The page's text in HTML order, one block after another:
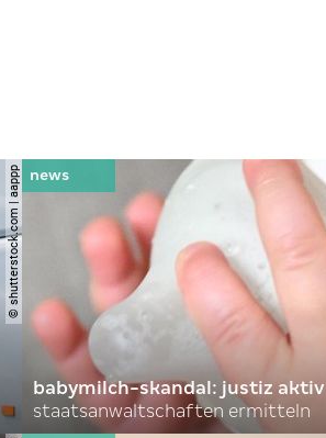
© shutterstock.com | aappp
babymilch-skandal: justiz aktiv
staatsanwaltschaften ermitteln